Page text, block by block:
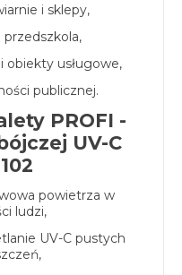
i sklepy,
przedszkola,
obiekty usługowe,
publicznej.
PROFI -
UV-C
powietrza w
ludzi,
UV-C pustych